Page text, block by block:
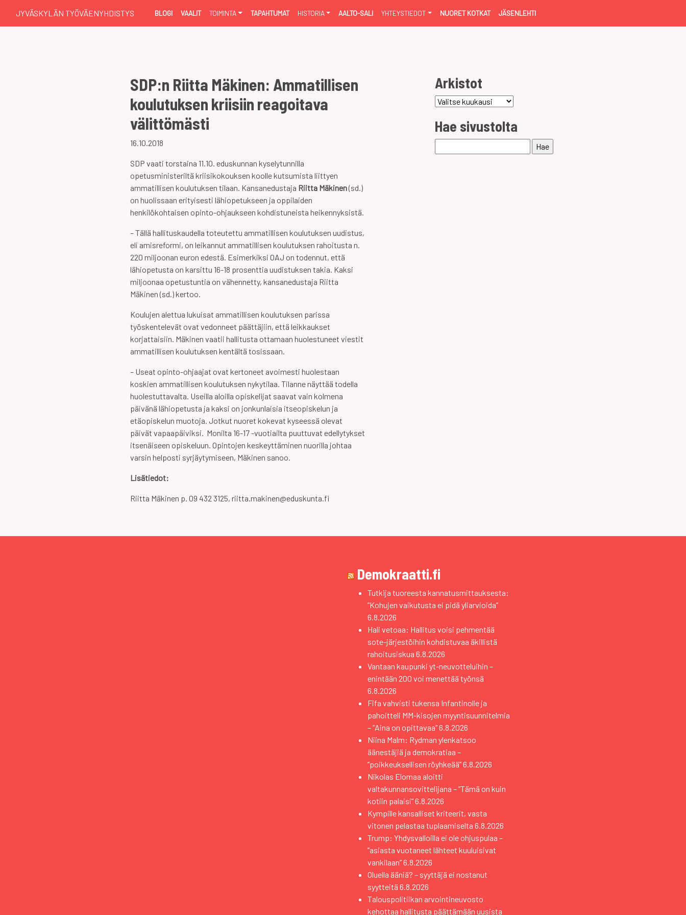
JYVÄSKYLÄN TYÖVÄENYHDISTYS BLOGI VAALIT TOIMINTA TAPAHTUMAT HISTORIA AALTO-SALI YHTEYSTIEDOT NUORET KOTKAT JÄSENLEHTI
SDP:n Riitta Mäkinen: Ammatillisen
koulutuksen kriisiin reagoitava
välittömästi
16.10.2018
SDP vaati torstaina 11.10. eduskunnan kyselytunnilla
opetusministeriltä kriisikokouksen koolle kutsumista liittyen
ammatillisen koulutuksen tilaan. Kansanedustaja Riitta Mäkinen(sd.)
on huolissaan erityisesti lähiopetukseen ja oppilaiden
henkilökohtaisen opinto-ohjaukseen kohdistuneista heikennyksistä.
– Tällä hallituskaudella toteutettu ammatillisen koulutuksen uudistus,
eli amisreformi, on leikannut ammatillisen koulutuksen rahoitusta n.
220 miljoonan euron edestä. Esimerkiksi OAJ on todennut, että
lähiopetusta on karsittu 16-18 prosenttia uudistuksen takia. Kaksi
miljoonaa opetustuntia on vähennetty, kansanedustaja Riitta
Mäkinen (sd.) kertoo.
Koulujen alettua lukuisat ammatillisen koulutuksen parissa
työskentelevät ovat vedonneet päättäjiin, että leikkaukset
korjattaisiin. Mäkinen vaatii hallitusta ottamaan huolestuneet viestit
ammatillisen koulutuksen kentältä tosissaan.
– Useat opinto-ohjaajat ovat kertoneet avoimesti huolestaan
koskien ammatillisen koulutuksen nykytilaa. Tilanne näyttää todella
huolestuttavalta. Useilla aloilla opiskelijat saavat vain kolmena
päivänä lähiopetusta ja kaksi on jonkunlaisia itseopiskelun ja
etäopiskelun muotoja. Jotkut nuoret kokevat kyseessä olevat
päivät vapaapäiviksi. Monilta 16-17 -vuotiailta puuttuvat edellytykset
itsenäiseen opiskeluun. Opintojen keskeyttäminen nuorilla johtaa
varsin helposti syrjäytymiseen, Mäkinen sanoo.
Lisätiedot:
Riitta Mäkinen p. 09 432 3125, riitta.makinen@eduskunta.fi
Arkistot
Arkistot
Hae sivustolta
Demokraatti.fi
Tutkija tuoreesta kannatusmittauksesta:
”Kohujen vaikutusta ei pidä yliarvioida”
6.8.2026
Hali vetoaa: Hallitus voisi pehmentää
sote-järjestöihin kohdistuvaa äkillistä
rahoitusiskua 6.8.2026
Vantaan kaupunki yt-neuvotteluihin –
enintään 200 voi menettää työnsä
6.8.2026
Fifa vahvisti tukensa Infantinolle ja
pahoitteli MM-kisojen myyntisuunnitelmia
– ”Aina on opittavaa”6.8.2026
Niina Malm: Rydman ylenkatsoo
äänestäjiä ja demokratiaa –
”poikkeuksellisen röyhkeää”6.8.2026
Nikolas Elomaa aloitti
valtakunnansovittelijana – ”Tämä on kuin
kotiin palaisi”6.8.2026
Kympille kansalliset kriteerit, vasta
vitonen pelastaa tuplaamiselta 6.8.2026
Trump: Yhdysvalloilla ei ole ohjuspulaa –
”asiasta vuotaneet lähteet kuuluisivat
vankilaan”6.8.2026
Oluella ääniä? – syyttäjä ei nostanut
syytteitä 6.8.2026
Talouspolitiikan arvointineuvosto
kehottaa hallitusta päättämään uusista